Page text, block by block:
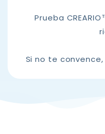
Prueba
Si no te